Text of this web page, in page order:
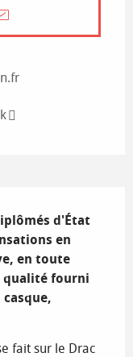
d'État
en
en toute
qualité fourni
fait sur le Drac